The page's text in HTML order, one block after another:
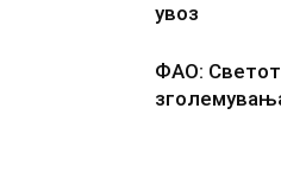
увоз
ФАО: Светот